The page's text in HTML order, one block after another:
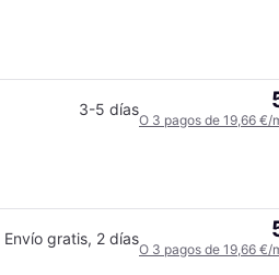
3-5 días
O 3 pagos de 19,66 €/
Envío gratis, 2 días
O 3 pagos de 19,66 €/